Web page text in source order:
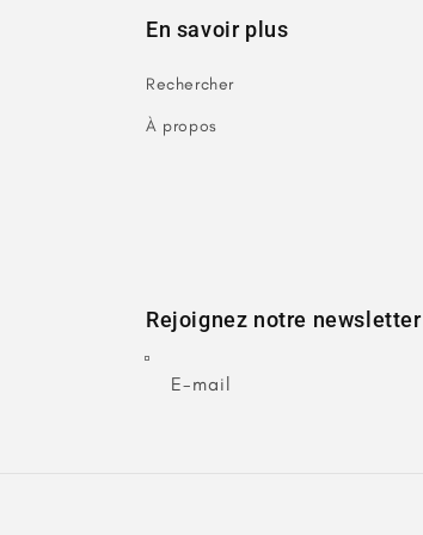
En savoir plus
Rechercher
À propos
Rejoignez notre newsletter
E-mail